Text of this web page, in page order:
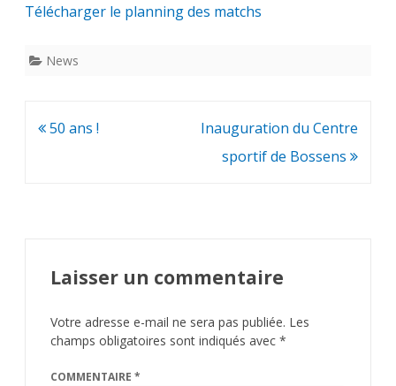
Télécharger le planning des matchs
News
Navigation
50 ans !
Inauguration du Centre
sportif de Bossens
Laisser un commentaire
Votre adresse e-mail ne sera pas publiée. Les
champs obligatoires sont indiqués avec *
COMMENTAIRE *